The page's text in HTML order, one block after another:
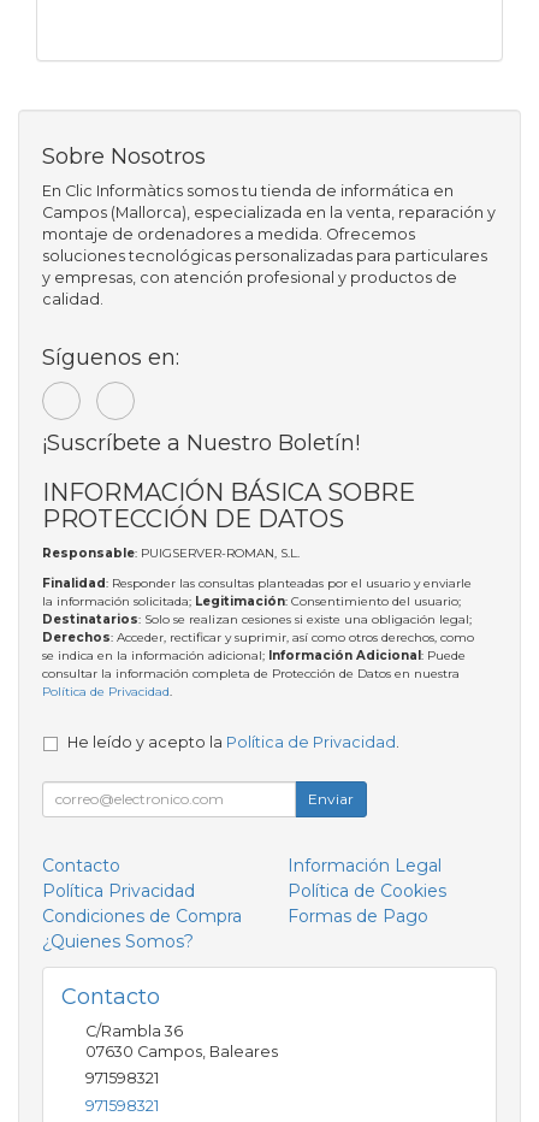
Sobre Nosotros
En Clic Informàtics somos tu tienda de informática en
Campos (Mallorca), especializada en la venta, reparación y
montaje de ordenadores a medida. Ofrecemos
soluciones tecnológicas personalizadas para particulares
y empresas, con atención profesional y productos de
calidad.
Síguenos en:
¡Suscríbete a Nuestro Boletín!
INFORMACIÓN BÁSICA SOBRE
PROTECCIÓN DE DATOS
Responsable: PUIGSERVER-ROMAN, S.L.
Finalidad: Responder las consultas planteadas por el usuario y enviarle
la información solicitada; Legitimación: Consentimiento del usuario;
Destinatarios: Solo se realizan cesiones si existe una obligación legal;
Derechos: Acceder, rectificar y suprimir, así como otros derechos, como
se indica en la información adicional; Información Adicional: Puede
consultar la información completa de Protección de Datos en nuestra
Política de Privacidad.
He leído y acepto la Política de Privacidad
Enviar
Contacto
Información Legal
Política Privacidad
Política de Cookies
Condiciones de Compra
Formas de Pago
¿Quienes Somos?
Contacto
C/Rambla 36
07630 Campos Baleares
971598321
971598321